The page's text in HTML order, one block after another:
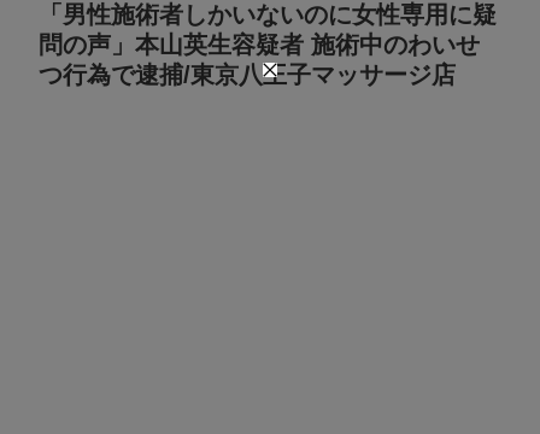
「男性施術者しかいないのに女性専用に疑
問の声」本山英生容疑者 施術中のわいせ
つ行為で逮捕/東京八王子マッサージ店